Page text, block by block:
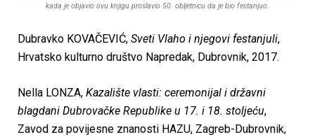
kada je objavio ovu knjigu proslavio 50. obljetnicu da je bio festanjuo.
Dubravko KOVAČEVIĆ, Sveti Vlaho i njegovi festanjuli,
Hrvatsko kulturno društvo Napredak, Dubrovnik, 2017.
Nella LONZA, Kazalište vlasti: ceremonijal i državni
blagdani Dubrovačke Republike u 17. i 18. stoljeću,
Zavod za povijesne znanosti HAZU, Zagreb-Dubrovnik,